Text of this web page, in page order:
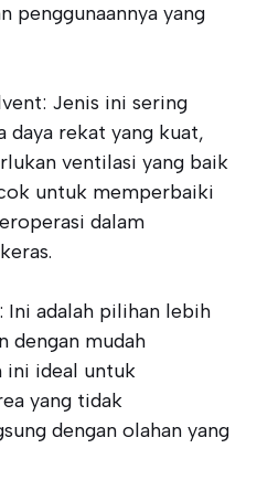
penggunaannya yang
Jenis ini sering
daya rekat yang kuat,
ventilasi yang baik
untuk memperbaiki
dalam
Ini adalah pilihan lebih
dengan mudah
ini ideal untuk
yang tidak
dengan olahan yang